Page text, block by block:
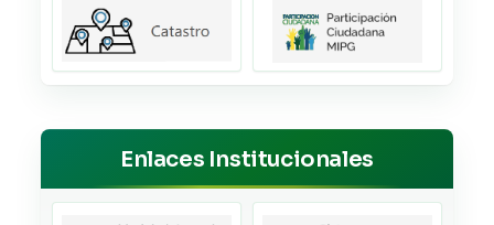
Enlaces Institucionales